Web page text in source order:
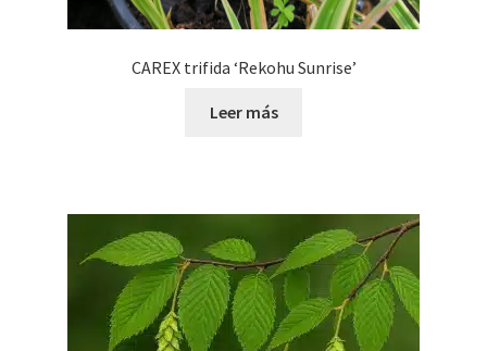
CAREX trifida ‘Rekohu Sunrise’
Leer más